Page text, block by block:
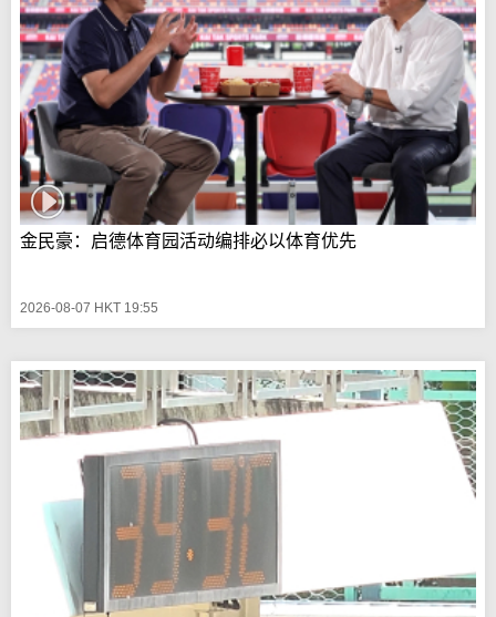
金民豪：启德体育园活动编排必以体育优先
2026-08-07 HKT 19:55